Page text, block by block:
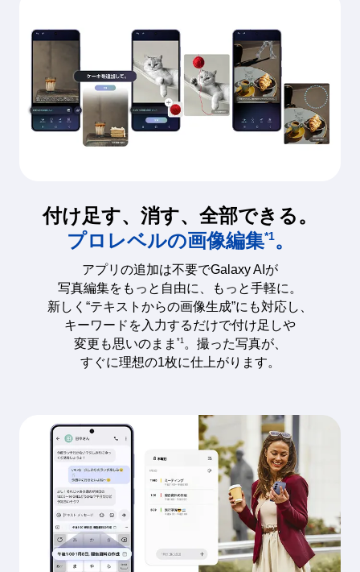
付け足す、消す、全部できる。
プロレベルの画像編集*1。
アプリの追加は不要でGalaxy AIが
写真編集をもっと自由に、もっと手軽に。
新しく“テキストからの画像生成”にも対応し、
キーワードを入力するだけで付け足しや
変更も思いのまま *1。撮った写真が、
すぐに理想の1枚に仕上がります。